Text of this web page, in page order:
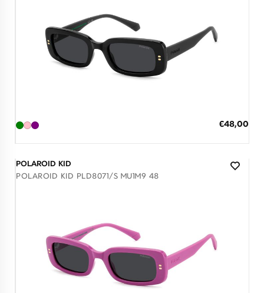
Ειδική
€48,00
POLAROID KID
POLAROID KID PLD8071/S MU1M9 48